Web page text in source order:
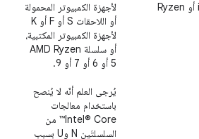
i5-8xxx أو Ryzen
لأجهزة الكمبيوتر المحمولة
أو اللاحقات S أو F أو K
لأجهزة الكمبيوتر المكتبية،
أو سلسلة AMD Ryzen
5 أو 6 أو 7 أو 9.
يُرجى العلم أنّه لا يُنصح
باستخدام معالجات
Intel® Core™ من
السلسلتَين N وU بسبب